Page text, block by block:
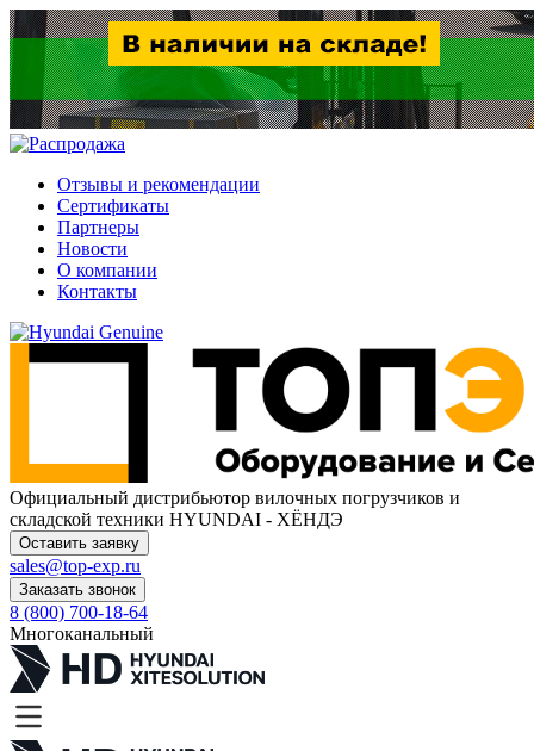
Отзывы и рекомендации
Сертификаты
Партнеры
Новости
О компании
Контакты
Официальный дистрибьютор вилочных погрузчиков и
складской техники HYUNDAI - ХЁНДЭ
Оставить заявку
sales@top-exp.ru
Заказать звонок
8 (800) 700-18-64
Многоканальный